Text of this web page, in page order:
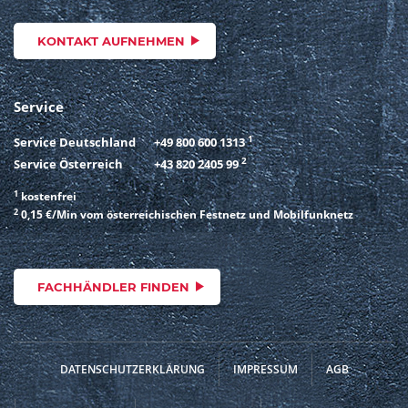
KONTAKT AUFNEHMEN
Service
Service Deutschland +49 800 600 1313 1
Service Österreich +43 820 2405 99 2
1kostenfrei
20,15 €/Min vom österreichischen Festnetz und Mobilfunknetz
FACHHÄNDLER FINDEN
DATENSCHUTZERKLÄRUNG IMPRESSUM AGB